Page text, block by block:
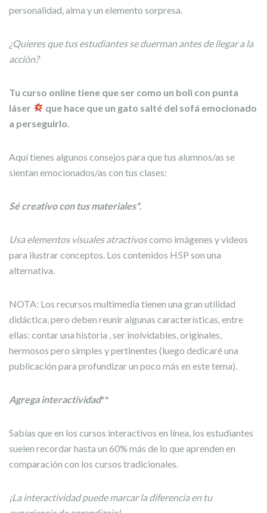
personalidad, alma y un elemento sorpresa.
¿Quieres que tus estudiantes se duerman antes de llegar a la
acción?
Tu curso online tiene que ser como un boli con punta
láser
que hace que un gato salté del sofá emocionado
a perseguirlo.
Aquí tienes algunos consejos para que tus alumnos/as se
sientan emocionados/as con tus clases:
Sé creativo con tus materiales*.
Usa elementos visuales atractivoscomo imágenes y videos
para ilustrar conceptos. Los contenidos H5P son una
alternativa.
NOTA: Los recursos multimedia tienen una gran utilidad
didáctica, pero deben reunir algunas características, entre
ellas: contar una historia , ser inolvidables, originales,
hermosos pero simples y pertinentes (luego dedicaré una
publicación para profundizar un poco más en este tema).
Agrega interactividad**
Sabías que en los cursos interactivos en línea, los estudiantes
suelen recordar hasta un 60% más de lo que aprenden en
comparación con los cursos tradicionales.
¡La interactividad puede marcar la diferencia en tu